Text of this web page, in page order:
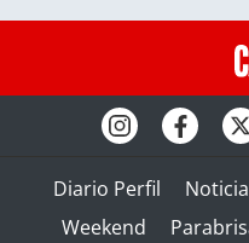
Diario Perfil
Weekend